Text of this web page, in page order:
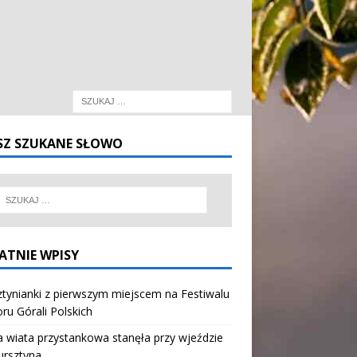
SZUKANE SŁOWO
WPISY
z pierwszym miejscem na Festiwalu
Górali Polskich
wiata przystankowa stanęła przy wjeździe